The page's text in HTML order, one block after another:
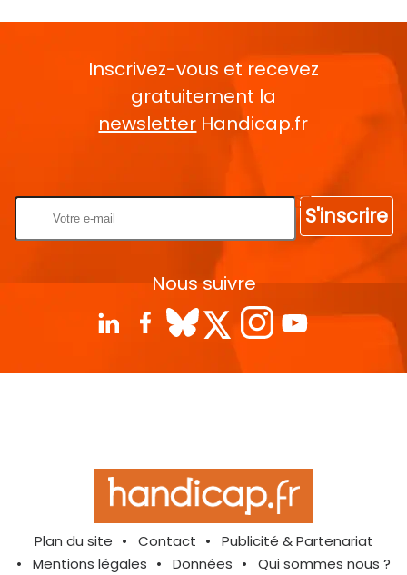
Inscrivez-vous et recevez
gratuitement la
newsletter Handicap.fr
S'inscrire
Nous suivre
Plan du site Contact
Publicité & Partenariat
Mentions légales
Données Qui sommes nous ?